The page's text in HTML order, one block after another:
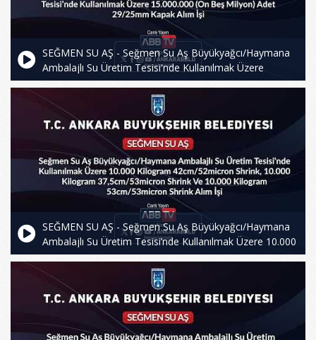
SEĞMEN SU AŞ - Seğmen Su Aş Büyükyağcı/Haymana
Ambalajlı Su Üretim Tesisi'nde Kullanılmak Üzere
15.000.000 (On Beş Milyon) Adet 29/25mm Kapak Alım
SEĞMEN SU AŞ - Seğmen Su Aş Büyükyağcı/Haymana
Ambalajlı Su Üretim Tesisi’nde Kullanılmak Üzere 10.000
Kilogram42cm/52micron Shrink, 10.000 Kilogram
37,5cm/53micron Shrink Ve 10.000 Kilogram
53cm/53micron Shrink Alım İşi